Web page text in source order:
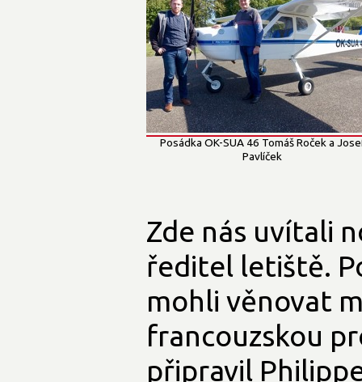
Posádka OK-SUA 46 Tomáš Roček a
Pavlíček
Zde nás uvítali
ředitel letiště.
mohli věnovat
francouzskou
připravil